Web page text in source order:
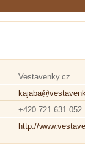
Vestavenky.cz
+420 721 631 052
http://